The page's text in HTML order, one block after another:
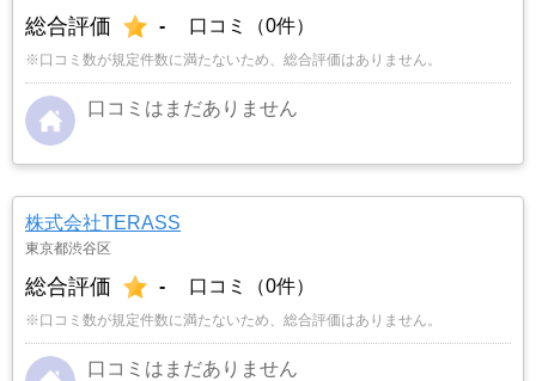
総合評価 - 口コミ（0件）
※口コミ数が規定件数に満たないため、総合評価はありません。
口コミはまだありません
株式会社TERASS
東京都渋谷区
総合評価 - 口コミ（0件）
※口コミ数が規定件数に満たないため、総合評価はありません。
口コミはまだありません